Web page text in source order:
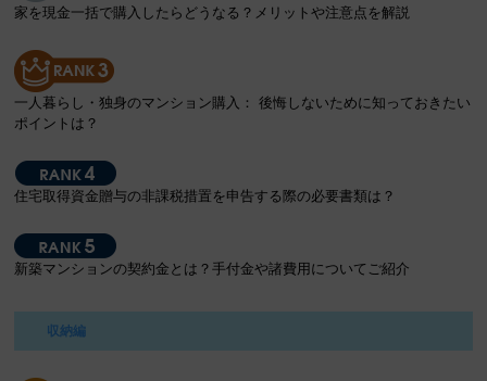
家を現金一括で購入したらどうなる？メリットや注意点を解説
一人暮らし・独身のマンション購入： 後悔しないために知っておきたい
ポイントは？
住宅取得資金贈与の非課税措置を申告する際の必要書類は？
新築マンションの契約金とは？手付金や諸費用についてご紹介
収納編